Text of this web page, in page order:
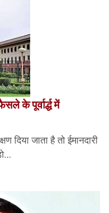
के पूर्वार्द्ध में
जाता है तो ईमानदारी